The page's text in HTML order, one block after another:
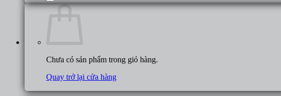
Chưa có sản phẩm trong giỏ hàng.
Quay trở lại cửa hàng